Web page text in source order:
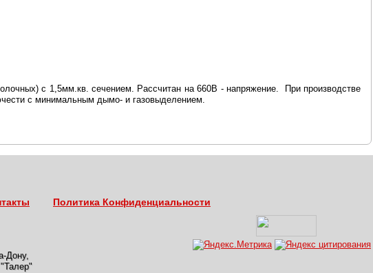
с 1,5мм.кв. сечением. Рассчитан на 660В - напряжение. При производстве
с минимальным дымо- и газовыделением.
Политика Конфиденциальности
Дону,